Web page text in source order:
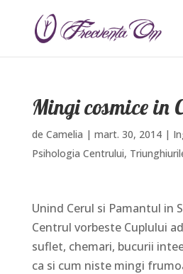
Mingi cosmice in
de Camelia | mart. 30, 2014|
Psihologia Centrului,
Unind Cerul si Pamantul in
Centrul vorbeste Cuplului
suflet, chemari, bucurii
ca si cum niste mingi